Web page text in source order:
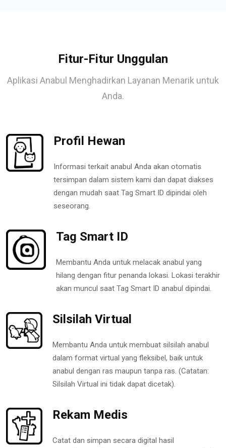
Fitur-Fitur Unggulan
Aplikasi Anabul Menghadirkan Layanan Menarik untuk
Anda.
Profil Hewan
Informasi terkait anabul Anda akan otomatis
tersimpan dalam sistem kami dan dapat diakses
dengan mudah saat Tag Smart ID dipindai oleh
seseorang.
Tag Smart ID
Membantu Anda untuk melacak anabul yang
hilang dengan fitur penanda lokasi. Lokasi terakhir
akan muncul saat Tag Smart ID anabul dipindai.
Silsilah Virtual
Membantu Anda untuk membuat silsilah anabul
dalam format virtual yang fleksibel, baik untuk
anabul dengan ras maupun tanpa ras. (Catatan:
Silsilah Virtual ini tidak dapat dicetak).
Rekam Medis
Catat dan simpan secara digital hasil